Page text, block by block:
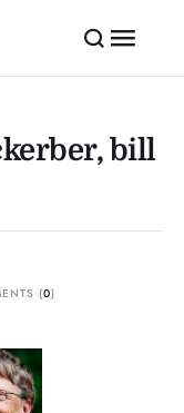
bill
(0)